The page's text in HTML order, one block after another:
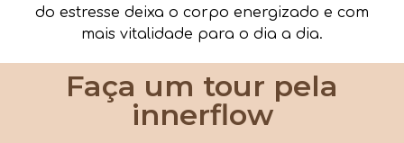
do estresse deixa o corpo energizado e com
mais vitalidade para o dia a dia.
Faça um tour pela
innerflow